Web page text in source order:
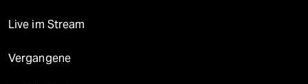
Live im Stream
Vergangene